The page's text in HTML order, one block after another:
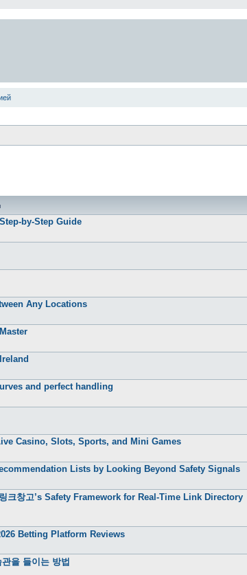
by-Step Guide
Any Locations
and perfect handling
Casino, Slots, Sports, and Mini Games
Lists by Looking Beyond Safety Signals
창고’s Safety Framework for Real-Time Link Directory
Betting Platform Reviews
을 들이는 방법